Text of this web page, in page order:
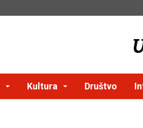
Kultura Društvo